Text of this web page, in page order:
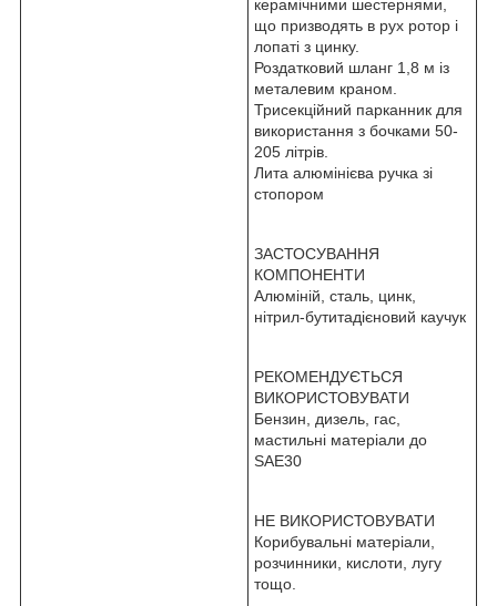
керамічними шестернями,
що призводять в рух ротор і
лопаті з цинку.
Роздатковий шланг 1,8 м із
металевим краном.
Трисекційний парканник для
використання з бочками 50-
205 літрів.
Лита алюмінієва ручка зі
стопором
ЗАСТОСУВАННЯ
КОМПОНЕНТИ
Алюміній, сталь, цинк,
нітрил-бутитадієновий каучук
РЕКОМЕНДУЄТЬСЯ
ВИКОРИСТОВУВАТИ
Бензин, дизель, гас,
мастильні матеріали до
SAE30
НЕ ВИКОРИСТОВУВАТИ
Корибувальні матеріали,
розчинники, кислоти, лугу
тощо.